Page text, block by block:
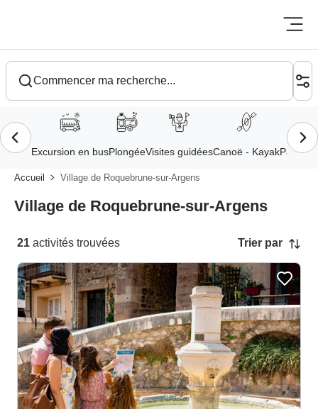
Aller
principal
Accueil Village de Roquebrune-sur-Argens
Village de Roquebrune-sur-Argens